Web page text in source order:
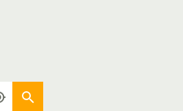
Aktuellen Standort verwenden